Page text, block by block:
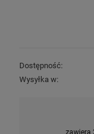
Dostępność:
Wysyłka w:
zawiera